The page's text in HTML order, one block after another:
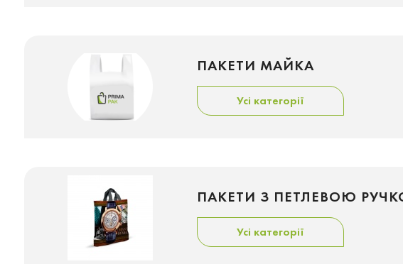
ПАКЕТИ МАЙКА
Усі категорії
ПАКЕТИ З ПЕТЛЕВОЮ
Усі категорії